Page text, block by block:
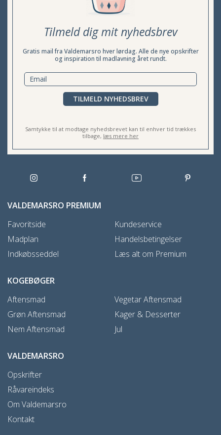
Tilmeld dig mit nyhedsbrev
Gratis mail fra Valdemarsro hver lørdag. Alle de nye opskrifter
og inspiration til madlavning året rundt.
TILMELD NYHEDSBREV
Samtykke til at modtage nyhedsbrevet kan til enhver tid trækkes
tilbage, læs mere her
VALDEMARSRO PREMIUM
Favoritside
Madplan
Indkøbsseddel
Kundeservice
Handelsbetingelser
Læs alt om Premium
KOGEBØGER
Aftensmad
Grøn Aftensmad
Nem Aftensmad
Vegetar Aftensmad
Kager & Desserter
Jul
VALDEMARSRO
Opskrifter
Råvareindeks
Om Valdemarsro
Kontakt